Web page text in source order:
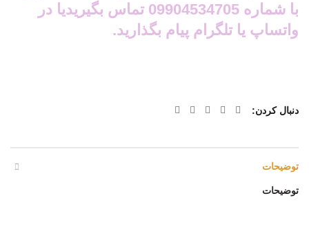
با شماره 09904534705 تماس بگیریدیا در
واتساپ یا تلگرام پیام بگذارید.
دنبال کردن
توضیحات
توضیحات